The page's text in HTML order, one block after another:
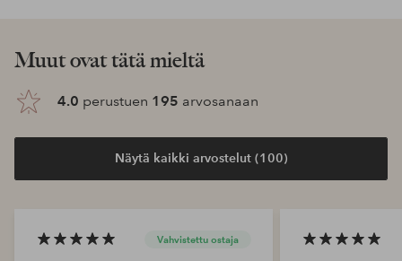
Muut ovat tätä mieltä
4.0 perustuen 195 arvosanaan
Näytä kaikki arvostelut (100)
Vahvistettu ostaja